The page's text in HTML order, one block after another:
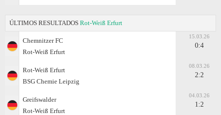
ÚLTIMOS RESULTADOS Rot-Weiß Erfurt
Chemnitzer FC
Rot-Weiß Erfurt
15.03.26
0:4
Rot-Weiß Erfurt
BSG Chemie Leipzig
08.03.26
2:2
Greifswalder
Rot-Weiß Erfurt
04.03.26
1:2